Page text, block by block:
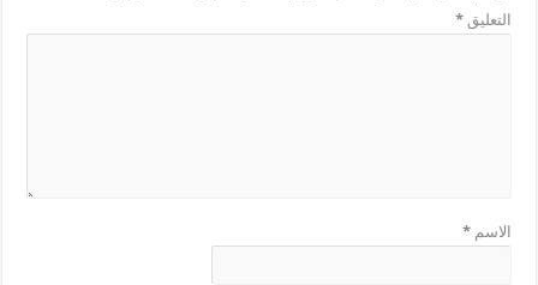
التعليق*
الاسم*